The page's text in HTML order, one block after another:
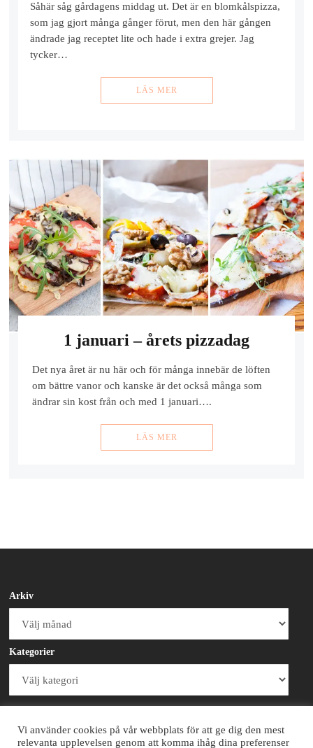
Såhär såg gårdagens middag ut. Det är en blomkålspizza,
som jag gjort många gånger förut, men den här gången
ändrade jag receptet lite och hade i extra grejer. Jag
tycker…
LÄS MER
1 januari – årets pizzadag
Det nya året är nu här och för många innebär de löften
om bättre vanor och kanske är det också många som
ändrar sin kost från och med 1 januari….
LÄS MER
Arkiv
Arkiv
Kategorier
Kategorier
Vi använder cookies på vår webbplats för att ge dig den mest
relevanta upplevelsen genom att komma ihåg dina preferenser